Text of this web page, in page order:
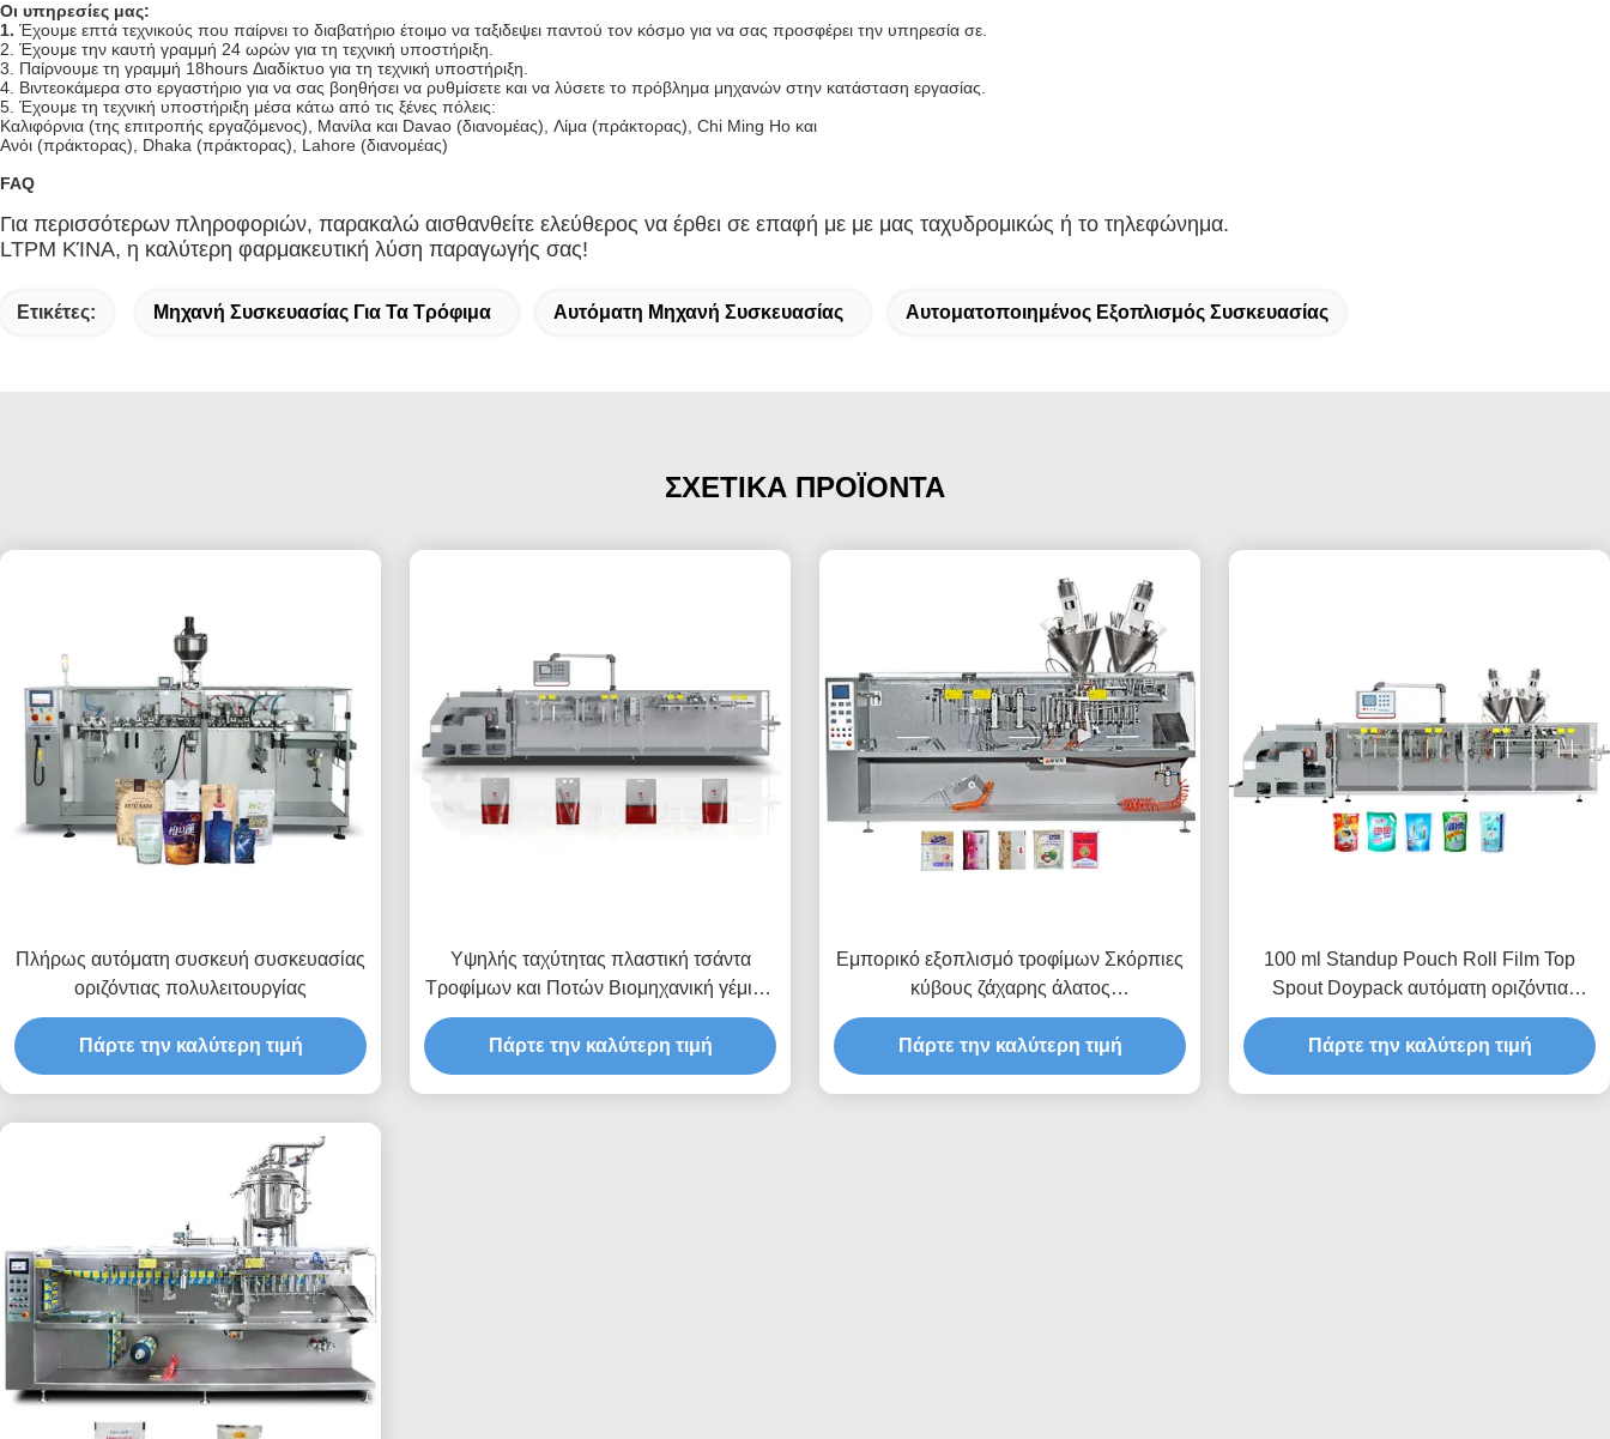
Οι υπηρεσίες μας:
1. Έχουμε επτά τεχνικούς που παίρνει το διαβατήριο έτοιμο να ταξιδεψει παντού τον κόσμο για να σας προσφέρει την υπηρεσία σε.
2. Έχουμε την καυτή γραμμή 24 ωρών για τη τεχνική υποστήριξη.
3. Παίρνουμε τη γραμμή 18hours Διαδίκτυο για τη τεχνική υποστήριξη.
4. Βιντεοκάμερα στο εργαστήριο για να σας βοηθήσει να ρυθμίσετε και να λύσετε το πρόβλημα μηχανών στην κατάσταση εργασίας.
5. Έχουμε τη τεχνική υποστήριξη μέσα κάτω από τις ξένες πόλεις:
Καλιφόρνια (της επιτροπής εργαζόμενος), Μανίλα και Davao (διανομέας), Λίμα (πράκτορας), Chi Ming Ho και
Ανόι (πράκτορας), Dhaka (πράκτορας), Lahore (διανομέας)
FAQ
Για περισσότερων πληροφοριών, παρακαλώ αισθανθείτε ελεύθερος να έρθει σε επαφή με με μας ταχυδρομικώς ή το τηλεφώνημα.
LTPM ΚΊΝΑ, η καλύτερη φαρμακευτική λύση παραγωγής σας!
Ετικέτες: Μηχανή Συσκευασίας Για Τα Τρόφιμα Αυτόματη Μηχανή Συσκευασίας Αυτοματοποιημένος Εξοπλισμός Συσκευασίας
ΣΧΕΤΙΚΑ ΠΡΟΪΟΝΤΑ
Πλήρως αυτόματη συσκευή συσκευασίας
οριζόντιας πολυλειτουργίας
Πάρτε την καλύτερη τιμή
Υψηλής ταχύτητας πλαστική τσάντα
Τροφίμων και Ποτών Βιομηχανική γέμιση
Οριζόντια πολυλειτουργική συσκευαστική
μηχανή
Πάρτε την καλύτερη τιμή
Εμπορικό εξοπλισμό τροφίμων Σκόρπιες
κύβους ζάχαρης άλατος
Αυτοματοποιημένο οριζόντιο
πολυλειτουργικό συσκευαστήριο
Πάρτε την καλύτερη τιμή
100 ml Standup Pouch Roll Film Top
Spout Doypack αυτόματη οριζόντια
πολυλειτουργική συσκευασία
Πάρτε την καλύτερη τιμή